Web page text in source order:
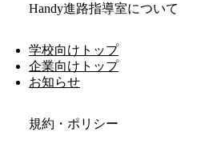
Handy進路指導室について
学校向けトップ
企業向けトップ
お知らせ
規約・ポリシー